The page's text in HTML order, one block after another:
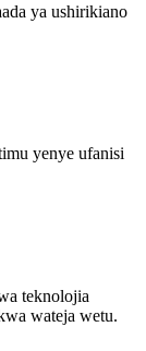
ya ushirikiano
yenye ufanisi
teknolojia
wateja wetu.